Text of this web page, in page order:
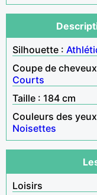
Silhouette :
Coupe de
Courts
Taille : 184 cm
Couleurs des
Noisettes
Loisirs